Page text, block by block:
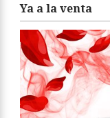
Ya a la venta